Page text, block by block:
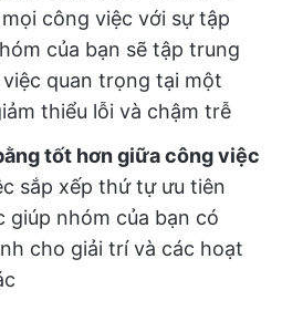
công việc với sự tập
của bạn sẽ tập trung
quan trọng tại một
thiểu lỗi và chậm trễ
tốt hơn giữa công việc
sắp xếp thứ tự ưu tiên
giúp nhóm của bạn có
cho giải trí và các hoạt